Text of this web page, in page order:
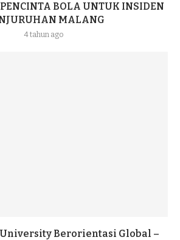
BOLA UNTUK INSIDEN
MALANG
4 tahun ago
Berorientasi Global –